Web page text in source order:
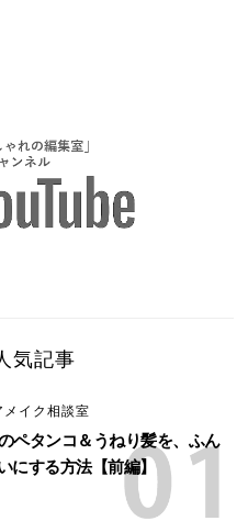
気記事
メイク相談室
ペタンコ＆うねり髪を、ふん
にする方法【前編】